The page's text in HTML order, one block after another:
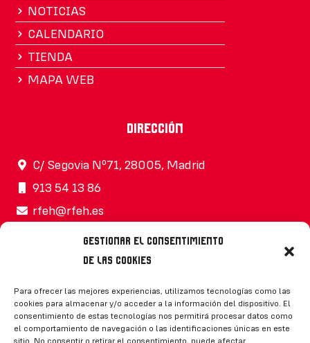
Gestionar el consentimiento
de las cookies
Para ofrecer las mejores experiencias, utilizamos tecnologías como las
cookies para almacenar y/o acceder a la información del dispositivo. El
consentimiento de estas tecnologías nos permitirá procesar datos como
el comportamiento de navegación o las identificaciones únicas en este
sitio. No consentir o retirar el consentimiento, puede afectar
NOTICIAS
CALENDARIO
TIENDA
MAPA WEB
Dirección
C/ Segovia Nº71, 28005, Madrid
913 54 13 86
rfeh@rfeh.es
Síguenos